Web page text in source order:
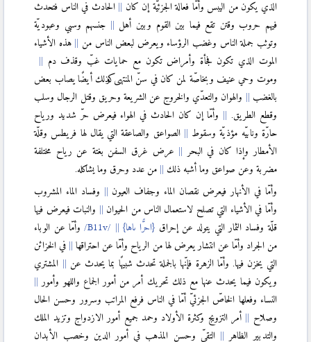
الذي يكون من اليبس وأمّا فعالة الجزئيّة إن كان
الحادث في الناس فتحدث
فيهم حروب وقتن تقع فيما بين القوم وبين أهل
جنسهم وسبي وعبوديّة
وتوثب جملة الناس وغضب الرؤساء ويعرض لبعض الناس من
هذه الأشياء
الموت الذي تكون فجأة وأمراض تكون مع حمايات غبّ وقذف دم
وموت وحي عنيف وبخاصّة لمن كان في سنّ المنتهى وكذلك أيضًا يصاب بعض
بالغضب
والهوان والتعدّي والخروج عن الشريعة وحريق وقتل الرجال وسلب
وقطع الطريق.
وأمّا إن كان الحادث في الهواء فيعرض حرّ شديد ورياح
حارّة ونابيّه مؤذيّة وسقوط
الصواعق والصاعقة التي يقال لها فريطس وقلّة
الأمطار وإذا كان في البحر
عرض غرق السفن بغتة عن رياح مختلفة
مضربة وعن صواعق وما أشبه ذلك
من عدد وحرق وما يشاكله.
وأمّا في الأنهار فيعرض نقصان الماء وجفاف العيون
وفساد الماء المشروب
وأمّا في الأشياء التي تصلح لاستعمال الناس من الحيوان
والنبات فيعرض فيها
قلّة وفساد الثمار التي يتولد عن إحراق {احرًّا ىاها}
وأمّا عن الوباء
من الجراد وأمّا عن انتشار يعرض لها من الرياح وأمّا عن احتراقها
في الخزائن
التي يخزن فيها. وأمّا الزهرة فإنّها بالجملة تحدث شبيهًا بما يحدث عن
المشتري
ويكون فيما يحدث عنها مع ذلك تحريك أمر من أمور الجماع واللهو وأمور
النساء وفعلها الخاصّ الجزئيّ أمّا في الناس فرفع المراتب وسرور وحسن الحال
وصلاح
أمر التزويج وكثرة الأولاد وحمد جميع أمور الازدواج وتزيد الملك
والتدبير الظاهر
التقيّ وحسن المذهب في أمور الدين وخصب الأبدان